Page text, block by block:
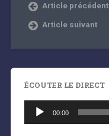
Article précédent
Article suivant
ÉCOUTER LE DIRECT
Lecteur
audio
00:00